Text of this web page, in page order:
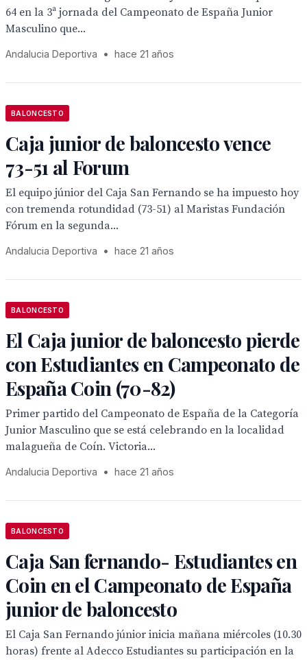
64 en la 3ª jornada del Campeonato de España Junior
Masculino que...
Andalucia Deportiva • hace 21 años
BALONCESTO
Caja junior de baloncesto vence
73-51 al Forum
El equipo júnior del Caja San Fernando se ha impuesto hoy
con tremenda rotundidad (73-51) al Maristas Fundación
Fórum en la segunda...
Andalucia Deportiva • hace 21 años
BALONCESTO
El Caja junior de baloncesto pierde
con Estudiantes en Campeonato de
España Coin (70-82)
Primer partido del Campeonato de España de la Categoría
Junior Masculino que se está celebrando en la localidad
malagueña de Coín. Victoria...
Andalucia Deportiva • hace 21 años
BALONCESTO
Caja San fernando- Estudiantes en
Coin en el Campeonato de España
junior de baloncesto
El Caja San Fernando júnior inicia mañana miércoles (10.30
horas) frente al Adecco Estudiantes su participación en la